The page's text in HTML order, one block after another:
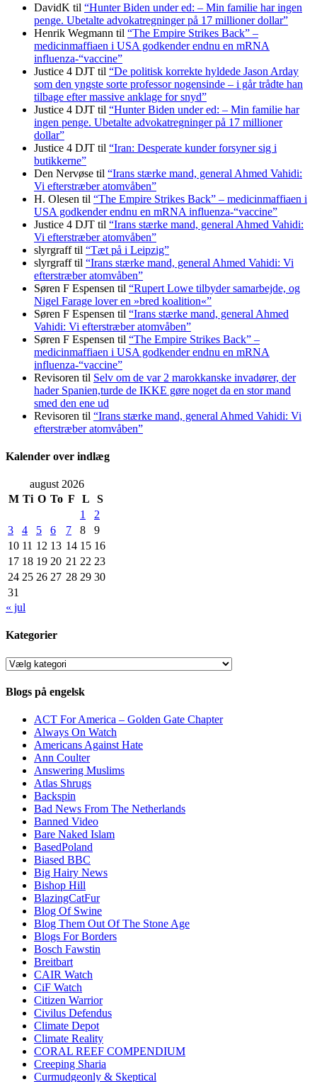
DavidK til “Hunter Biden under ed: – Min familie har ingen
penge. Ubetalte advokat­regninger på 17 millioner dollar”
Henrik Wegmann til “The Empire Strikes Back” –
medicinmaffiaen i USA godkender endnu en mRNA
influenza-“vaccine”
Justice 4 DJT til “De politisk korrekte hyldede Jason Arday
som den yngste sorte professor nogensinde – i går trådte han
tilbage efter massive anklage for snyd”
Justice 4 DJT til “Hunter Biden under ed: – Min familie har
ingen penge. Ubetalte advokat­regninger på 17 millioner
dollar”
Justice 4 DJT til “Iran: Desperate kunder forsyner sig i
butikkerne”
Den Nervøse til “Irans stærke mand, general Ahmed Vahidi:
Vi efterstræber atomvåben”
H. Olesen til “The Empire Strikes Back” – medicinmaffiaen i
USA godkender endnu en mRNA influenza-“vaccine”
Justice 4 DJT til “Irans stærke mand, general Ahmed Vahidi:
Vi efterstræber atomvåben”
slyrgrafftil “Tæt på i Leipzig”
slyrgrafftil “Irans stærke mand, general Ahmed Vahidi: Vi
efterstræber atomvåben”
Søren F Espensen til “Rupert Lowe tilbyder samarbejde, og
Nigel Farage lover en »bred koalition«”
Søren F Espensen til “Irans stærke mand, general Ahmed
Vahidi: Vi efterstræber atomvåben”
Søren F Espensen til “The Empire Strikes Back” –
medicinmaffiaen i USA godkender endnu en mRNA
influenza-“vaccine”
Revisoren til Selv om de var 2 marokkanske invadører, der
hader Spanien,turde de IKKE gøre noget da en stor mand
smed den ene ud
Revisoren til “Irans stærke mand, general Ahmed Vahidi: Vi
efterstræber atomvåben”
Kalender over indlæg
august 2026
M Ti O To F L
S
1
2
3
4 5 6 7 8
9
10 11 12 13 14 15 16
17 18 19 20 21 22 23
24 25 26 27 28 29 30
31
« jul
Kategorier
Kategorier
Blogs på engelsk
ACT For America – Golden Gate Chapter
Always On Watch
Americans Against Hate
Ann Coulter
Answering Muslims
Atlas Shrugs
Backspin
Bad News From The Netherlands
Banned Video
Bare Naked Islam
BasedPoland
Biased BBC
Big Hairy News
Bishop Hill
BlazingCatFur
Blog Of Swine
Blog Them Out Of The Stone Age
Blogs For Borders
Bosch Fawstin
Breitbart
CAIR Watch
CiF Watch
Citizen Warrior
Civilus Defendus
Climate Depot
Climate Reality
CORAL REEF COMPENDIUM
Creeping Sharia
Curmudgeonly & Skeptical